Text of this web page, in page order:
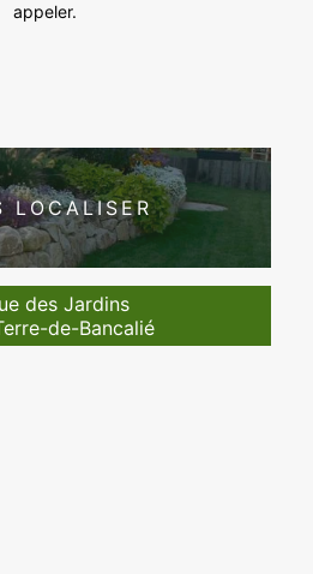
appeler.
LOCALISER
des Jardins
de-Bancalié